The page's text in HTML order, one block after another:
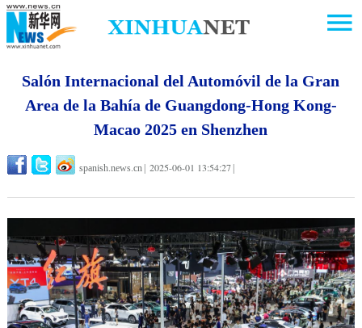
Salón Internacional del Automóvil de la Gran
Area de la Bahía de Guangdong-Hong Kong-
Macao 2025 en Shenzhen
spanish.news.cn 2025-06-01 13:54:27